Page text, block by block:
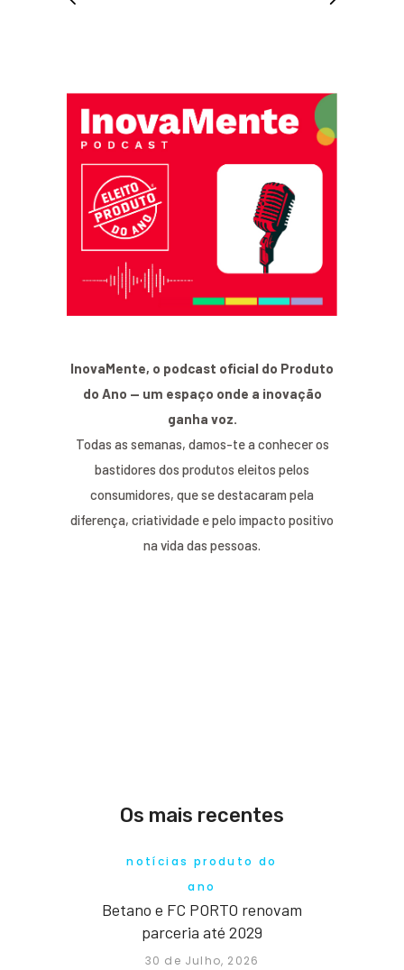
InovaMente, o podcast oficial do Produto
do Ano — um espaço onde a inovação
ganha voz.
Todas as semanas, damos-te a conhecer os
bastidores dos produtos eleitos pelos
consumidores, que se destacaram pela
diferença, criatividade e pelo impacto positivo
na vida das pessoas.
Os mais recentes
notícias produto do
ano
Betano e FC PORTO renovam
parceria até 2029
30 de Julho, 2026